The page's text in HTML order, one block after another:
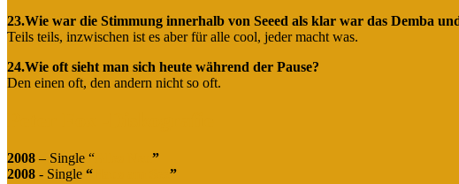
23.Wie war die Stimmung innerhalb von Seeed als klar war das Demba
Teils teils, inzwischen ist es aber für alle cool, jeder macht was.
24.Wie oft sieht man sich heute während der Pause?
Den einen oft, den andern nicht so oft.
2008 – Single “
”
2008 - Single “
”